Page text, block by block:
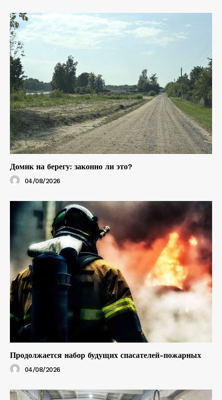
Домик на берегу: законно ли это?
04/08/2026
Продолжается набор будущих спасателей-пожарных
04/08/2026